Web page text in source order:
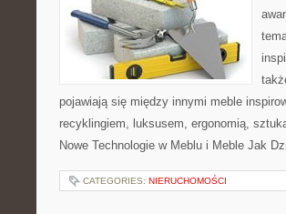
pojawiają się między innymi meble
recyklingiem, luksusem, ergonomią,
Nowe Technologie w Meblu i Meble Jak
CATEGORIES: NIERUCHOMOŚCI